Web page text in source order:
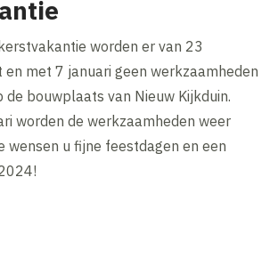
worden er van 23
met 7 januari geen werkzaamheden
de bouwplaats van Nieuw Kijkduin.
worden de werkzaamheden weer
wensen u fijne feestdagen en een